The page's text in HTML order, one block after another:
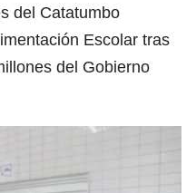
del Catatumbo
Escolar tras
del Gobierno